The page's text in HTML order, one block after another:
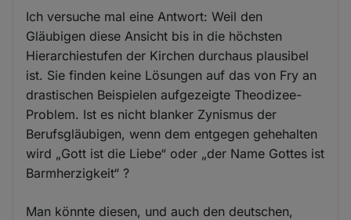
Ich versuche mal eine Antwort: Weil den
Gläubigen diese Ansicht bis in die höchsten
Hierarchiestufen der Kirchen durchaus plausibel
ist. Sie finden keine Lösungen auf das von Fry an
drastischen Beispielen aufgezeigte Theodizee-
Problem. Ist es nicht blanker Zynismus der
Berufsgläubigen, wenn dem entgegen gehehalten
wird „Gott ist die Liebe“ oder „der Name Gottes ist
Barmherzigkeit“ ?
Man könnte diesen, und auch den deutschen,